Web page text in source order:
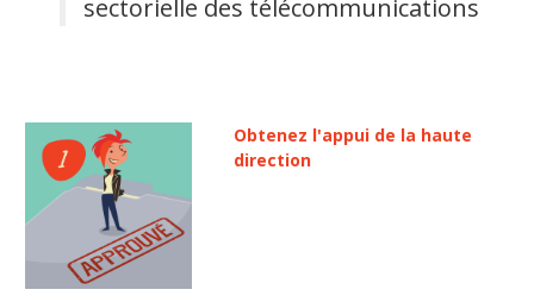
sectorielle des télécommunications
Obtenez l'appui de la haute
direction